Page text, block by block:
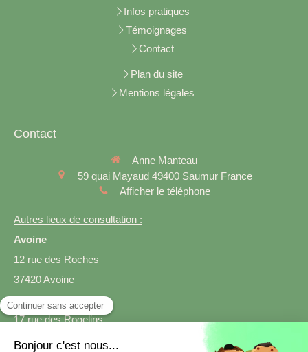
Infos pratiques
Témoignages
Contact
Plan du site
Mentions légales
Contact
Anne Manteau
59 quai Mayaud 49400 Saumur France
Afficher le téléphone
Autres lieux de consultation :
Avoine
12 rue des Roches
37420 Avoine
Varrains
17 rue des Rogelins
49400 Varrains